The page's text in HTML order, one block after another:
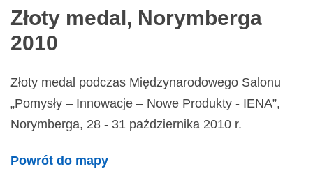
Złoty medal, Norymberga
2010
Złoty medal podczas Międzynarodowego Salonu
„Pomysły – Innowacje – Nowe Produkty - IENA”,
Norymberga, 28 - 31 października 2010 r.
Powrót do mapy